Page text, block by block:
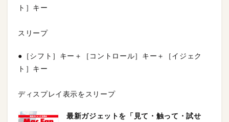
ト］キー
スリープ
●［シフト］キー＋［コントロール］キー＋［イジェク
ト］キー
ディスプレイ表示をスリープ
最新ガジェットを「見て・触って・試せ